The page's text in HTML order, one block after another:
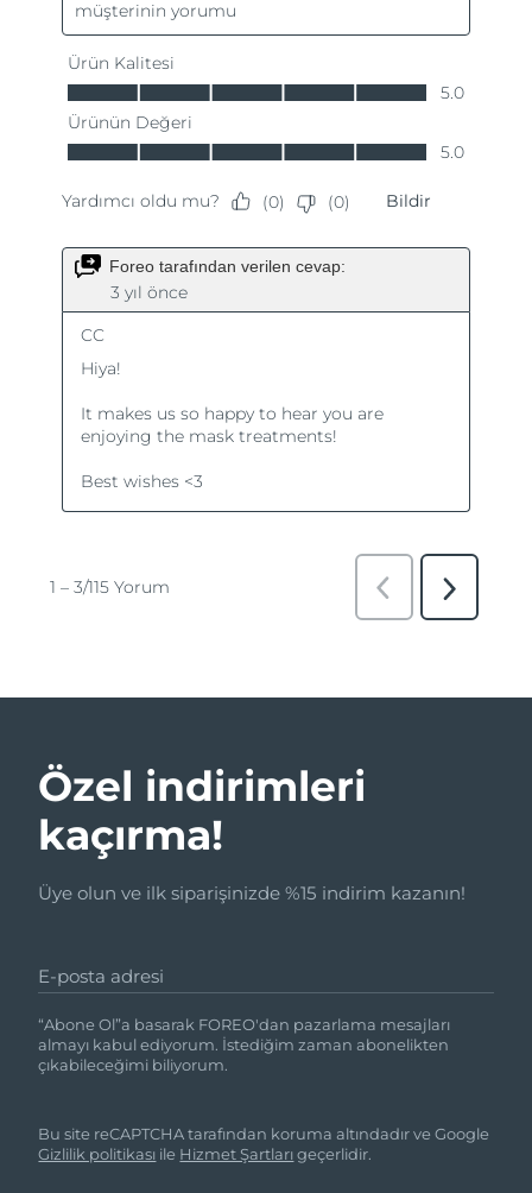
Özel indirimleri
kaçırma!
Üye olun ve ilk siparişinizde %15 indirim kazanın!
E-posta adresi
“Abone Ol”a basarak FOREO'dan pazarlama mesajları
almayı kabul ediyorum. İstediğim zaman abonelikten
çıkabileceğimi biliyorum.
Bu site reCAPTCHA tarafından koruma altındadır ve Google
Gizlilik politikası ile Hizmet Şartlarıgeçerlidir.